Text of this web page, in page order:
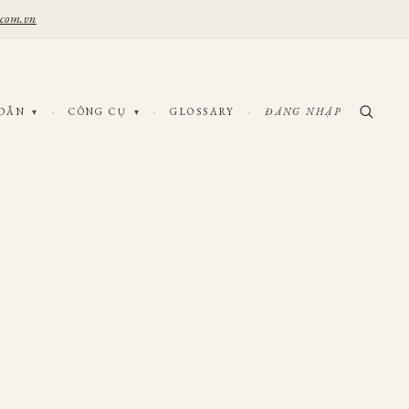
▾ · CÔNG CỤ ▾ · GLOSSARY · ĐĂNG NHẬP